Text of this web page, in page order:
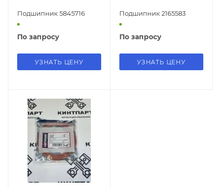
Подшипник 5845716
По запросу
УЗНАТЬ ЦЕНУ
Подшипник 2165583
По запросу
УЗНАТЬ ЦЕНУ